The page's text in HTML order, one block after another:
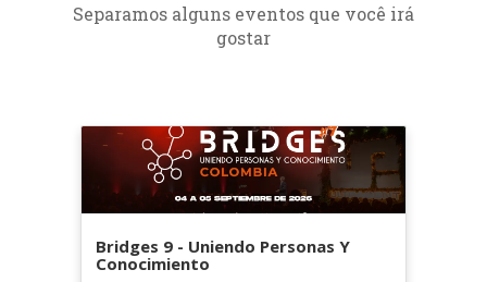
Separamos alguns eventos que você irá
gostar
Bridges 9 - Uniendo Personas Y
Conocimiento